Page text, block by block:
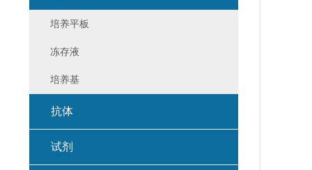
培养平板
冻存液
培养基
抗体
试剂